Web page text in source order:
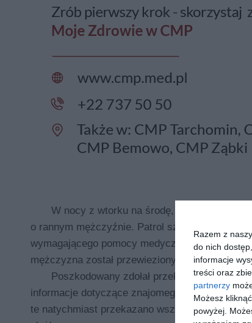
Razem z
do nich
informacje
treści oraz
partnerzy
Możesz
powyżej.
W nocy z wtorku na środę, z 28 na 29
o rannym mężczyźnie. Patrol szybko dotarł
wymagającego pomocy medycznej. Po
mężczyzna został przewieziony do szpitala.
Poszkodowany zdołał przekazać
informacje dotyczące znajomego, który miał go
te natychmiast przekazano wszystkim patrolom